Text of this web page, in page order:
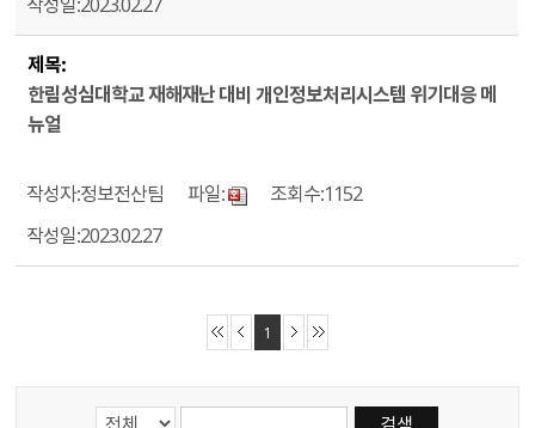
한림성심대학교 재해재난 대비 개인정보처리시스템 위기대응 메
뉴얼
정보전산팀
1152
2023.02.27
1